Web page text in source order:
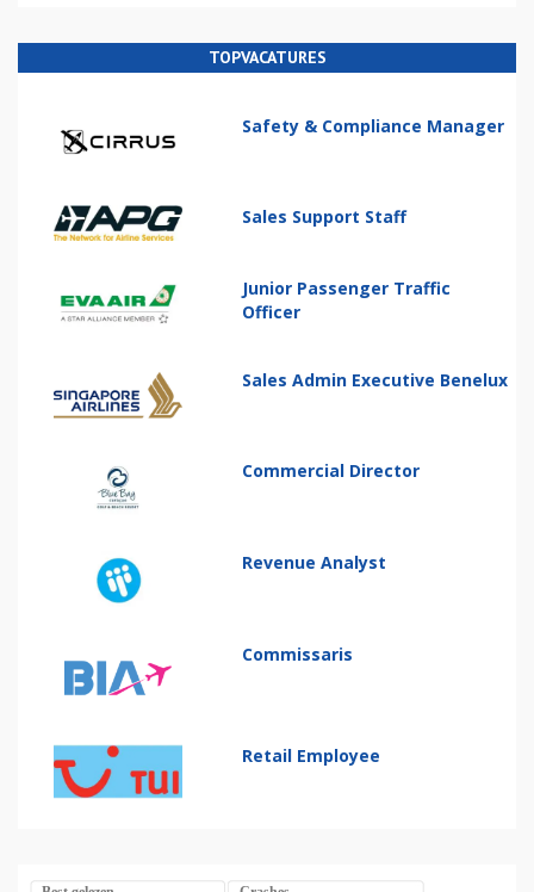
TOPVACATURES
Safety & Compliance Manager
Sales Support Staff
Junior Passenger Traffic
Officer
Sales Admin Executive Benelux
Commercial Director
Revenue Analyst
Commissaris
Retail Employee